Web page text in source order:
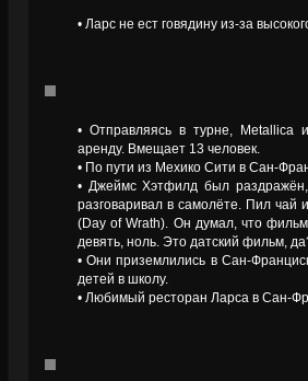
• Ларс не ест говядину из-за
• Отправляясь в турне, Metallica
аренду. Вмещает 13 человек.
• По пути из Мехико Сити в Сан-
• Джеймс Хэтфилд был
разговаривал в самолёте. Пил
(Day of Wrath). Он думал, что
девять, ноль. Это датский фильм,
• Они приземлились в Сан-
детей в школу.
• Любимый ресторан Ларса в Сан-